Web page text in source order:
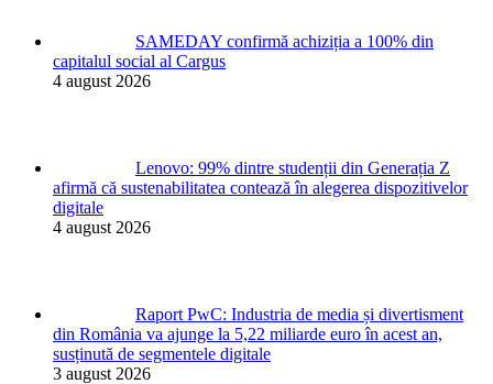
SAMEDAY confirmă achiziția a 100% din
capitalul social al Cargus
4 august 2026
Lenovo: 99% dintre studenții din Generația Z
afirmă că sustenabilitatea contează în alegerea dispozitivelor
digitale
4 august 2026
Raport PwC: Industria de media și divertisment
din România va ajunge la 5,22 miliarde euro în acest an,
susținută de segmentele digitale
3 august 2026